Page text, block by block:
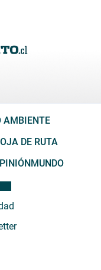
AMBIENTE
DE RUTA
MUNDO